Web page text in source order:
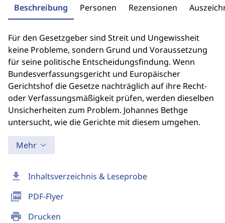
download Inhaltsverzeichnis & Leseprobe
picture_as_pdf PDF-Flyer
print Drucken
Beschreibung Personen Rezensionen
Für den Gesetzgeber sind Streit und Ungewissheit
keine Probleme, sondern Grund und Voraussetzung
für seine politische Entscheidungsfindung. Wenn
Bundesverfassungsgericht und Europäischer
Gerichtshof die Gesetze nachträglich auf ihre Recht-
oder Verfassungsmäßigkeit prüfen, werden dieselben
Unsicherheiten zum Problem. Johannes Bethge
untersucht, wie die Gerichte mit diesem umgehen.
Mehr